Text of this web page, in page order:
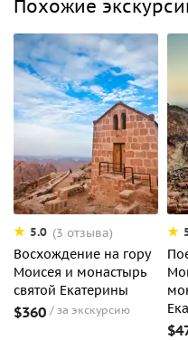
Похожие
5.0 (3 отзыва)
Восхождение на гору
Моисея и монастырь
святой Екатерины
$360 за экскурсию